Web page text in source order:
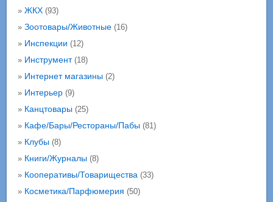
» ЖКХ(93)
» Зоотовары/Животные(16)
» Инспекции (12)
» Инструмент(18)
» Интернет магазины(2)
» Интерьер(9)
» Канцтовары(25)
» Кафе/Бары/Рестораны/Пабы(81)
» Клубы(8)
» Книги/Журналы(8)
» Кооперативы/Товарищества(33)
» Косметика/Парфюмерия (50)